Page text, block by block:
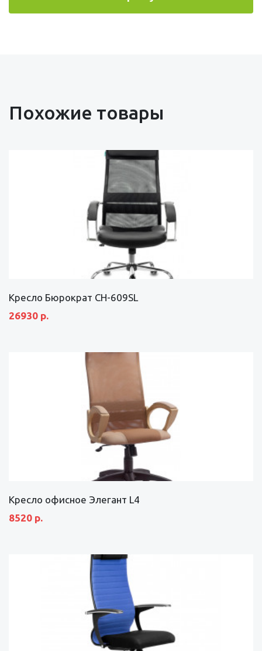
Похожие товары
Кресло Бюрократ CH-609SL
26930 р.
Кресло офисное Элегант L4
8520 р.